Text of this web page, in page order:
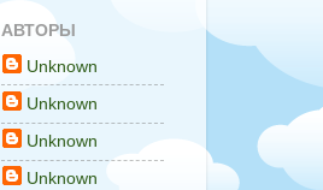
АВТОРЫ
Unknown
Unknown
Unknown
Unknown